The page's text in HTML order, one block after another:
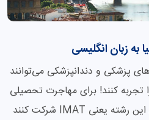
به زبان انگلیسی
پزشکی و دندانپزشکی می‌توانند
تجربه کنند! برای مهاجرت تحصیلی
تنها کافی‌ست در آزمون ورودی این رشته یعنی IMAT شرکت کنند